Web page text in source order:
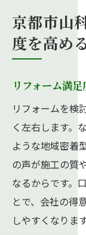
とは
評判を
方法
工務店
右
レビュー
リフォ
頼性
山科区
る
リフォ
較
京都市山
度を高める
リフォーム満
リフォームを検
く左右します。
ような地域密着
の声が施工の質
なるからです。
とで、会社の得
しやすくなります